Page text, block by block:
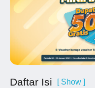
Daftar Isi [ Show ]